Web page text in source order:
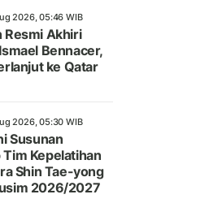
2026, 05:46 WIB
Resmi Akhiri
Bennacer,
ke Qatar
2026, 05:30 WIB
Susunan
Tim Kepelatihan
Shin Tae-yong
2026/2027